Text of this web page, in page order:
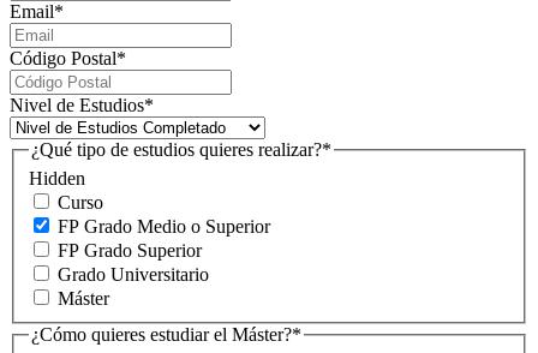
Email*
Código Postal*
Nivel de Estudios*
Hidden
¿Qué tipo de estudios quieres realizar?*
Curso
FP Grado Medio o Superior
FP Grado Superior
Grado Universitario
Máster
¿Cómo quieres estudiar el Máster?*